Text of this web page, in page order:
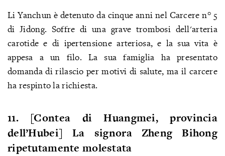
Li Yanchun è detenuto da cinque anni nel Carcere n° 5
di Jidong. Soffre di una grave trombosi dell'arteria
carotide e di ipertensione arteriosa, e la sua vita è
appesa a un filo. La sua famiglia ha presentato
domanda di rilascio per motivi di salute, ma il carcere
ha respinto la richiesta.
11. [Contea di Huangmei, provincia
dell’Hubei] La signora Zheng Bihong
ripetutamente molestata